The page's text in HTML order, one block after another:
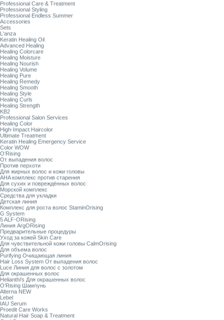
Professional Care & Treatment
Professional Styling
Professional Endless Summer
Accessories
Sets
L'anza
Keratin Healing Oil
Advanced Healing
Healing Colorcare
Healing Moisture
Healing Nourish
Healing Volume
Healing Pure
Healing Remedy
Healing Smooth
Healing Style
Healing Curls
Healing Strength
KB2
Professional Salon Services
Healing Color
High-Impact Haircolor
Ultimate Treatment
Keratin Healing Emergency Service
Color WOW
O’Rising
От выпадения волос
Против перхоти
Для жирных волос и кожи головы
AHA комплекс против старения
Для сухих и повреждённых волос
Морской комплекс
Средства для укладки
Детская линия
Комплекс для роста волос StaminOrising
G System
5 ALF-ORising
Линия ArgORising
Предварительные процедуры
Уход за кожей Skin Care
Для чувствительной кожи головы CalmOrising
Для объема волос
Purifying Очищающая линия
Hair Loss System От выпадения волос
Luce Линия для волос с золотом
Для окрашенных волос
Helianthi's Для окрашенных волос
O’Rising Шампунь
Alterna NEW
Lebel
IAU Serum
Proedit Care Works
Natural Hair Soap & Treatment